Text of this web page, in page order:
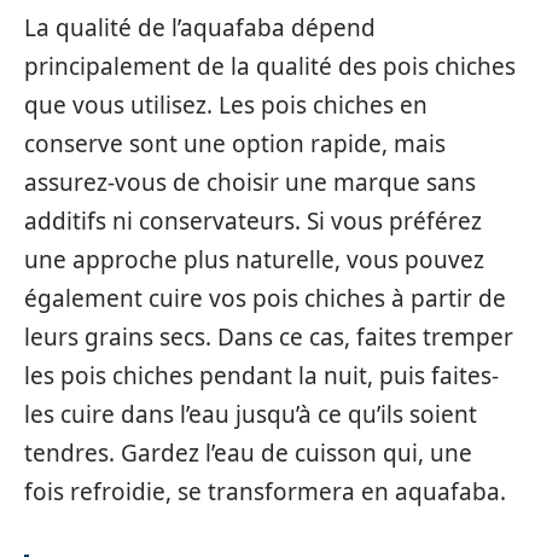
La qualité de l’aquafaba dépend
principalement de la qualité des pois chiches
que vous utilisez. Les pois chiches en
conserve sont une option rapide, mais
assurez-vous de choisir une marque sans
additifs ni conservateurs. Si vous préférez
une approche plus naturelle, vous pouvez
également cuire vos pois chiches à partir de
leurs grains secs. Dans ce cas, faites tremper
les pois chiches pendant la nuit, puis faites-
les cuire dans l’eau jusqu’à ce qu’ils soient
tendres. Gardez l’eau de cuisson qui, une
fois refroidie, se transformera en aquafaba.